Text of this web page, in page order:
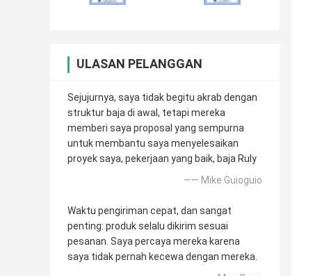
ULASAN PELANGGAN
Sejujurnya, saya tidak begitu akrab dengan
struktur baja di awal, tetapi mereka
memberi saya proposal yang sempurna
untuk membantu saya menyelesaikan
proyek saya, pekerjaan yang baik, baja Ruly
—— Mike Guioguio
Waktu pengiriman cepat, dan sangat
penting: produk selalu dikirim sesuai
pesanan. Saya percaya mereka karena
saya tidak pernah kecewa dengan mereka.